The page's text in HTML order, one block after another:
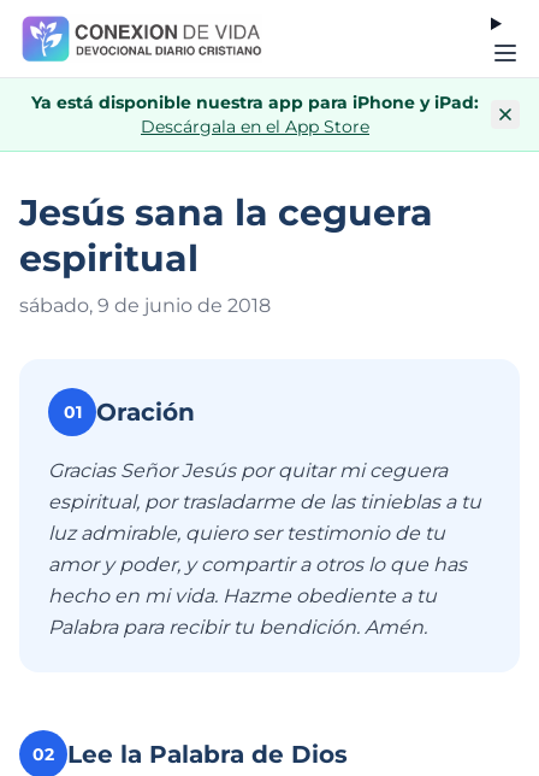
Ya está disponible nuestra app para iPhone y iPad:
Descárgala en el App Store
Jesús sana la ceguera
espiritual
sábado, 9 de junio de 2018
01 Oración
Gracias Señor Jesús por quitar mi ceguera
espiritual, por trasladarme de las tinieblas a tu
luz admirable, quiero ser testimonio de tu
amor y poder, y compartir a otros lo que has
hecho en mi vida. Hazme obediente a tu
Palabra para recibir tu bendición. Amén.
02 Lee la Palabra de Dios